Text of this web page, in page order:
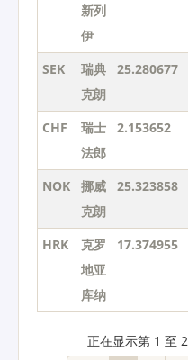
新列
伊
SEK
瑞典
克朗
25.280677
CHF
瑞士
法郎
2.153652
NOK
挪威
克朗
25.323858
HRK
克罗
地亚
库纳
17.374955
正在显示第 1 至